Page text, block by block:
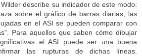
, Wilder describe su indicador de este modo:
sobre el gráfico de barras diarias, las
en el ASI se pueden comparar con
Para aquellos que saben cómo dibujar
el ASI puede ser una buena
las rupturas de dichas líneas.